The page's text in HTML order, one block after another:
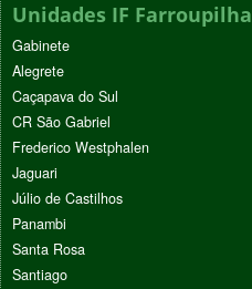
Unidades IF Farroupilha
Gabinete
Alegrete
Caçapava do Sul
CR São Gabriel
Frederico Westphalen
Jaguari
Júlio de Castilhos
Panambi
Santa Rosa
Santiago